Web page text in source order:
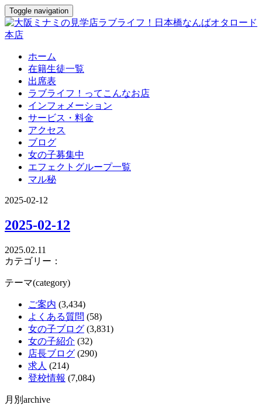
Toggle navigation
ホーム
在籍生徒一覧
出席表
ラブライフ！ってこんなお店
インフォメーション
サービス・料金
アクセス
ブログ
女の子募集中
エフェクトグループ一覧
マル秘
2025-02-12
2025-02-12
2025.02.11
カテゴリー：
テーマ(category)
ご案内 (3,434)
よくある質問 (58)
女の子ブログ (3,831)
女の子紹介 (32)
店長ブログ (290)
求人 (214)
登校情報 (7,084)
月別archive